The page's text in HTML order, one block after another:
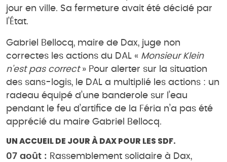
jour en ville. Sa fermeture avait été décidé par
l’État.
Gabriel Bellocq, maire de Dax, juge non
correctes les actions du DAL « Monsieur Klein
n’est pas correct» Pour alerter sur la situation
des sans-logis, le DAL a multiplié les actions : un
radeau équipé d’une banderole sur l’eau
pendant le feu d’artifice de la Féria n’a pas été
apprécié du maire Gabriel Bellocq.
UN ACCUEIL DE JOUR À DAX POUR LES SDF.
07 août : Rassemblement solidaire à Dax,